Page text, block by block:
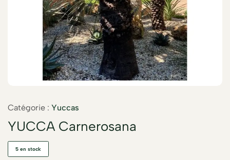
Catégorie : Yuccas
YUCCA Carnerosana
5 en stock